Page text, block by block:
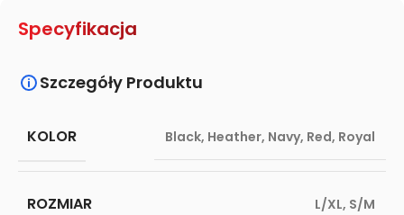
Specyfikacja
Szczegóły Produktu
KOLOR Black, Heather, Navy, Red, Royal
ROZMIAR L/XL, S/M